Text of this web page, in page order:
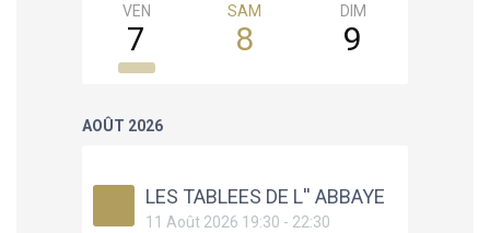
VEN
7
SAM
8
DIM
9
AOÛT 2026
LES TABLEES DE L'' ABBAYE
11 Août 2026 19:30 - 22:30